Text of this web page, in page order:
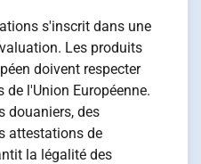
s'inscrit dans une
Les produits
doivent respecter
de l'Union Européenne.
douaniers, des
attestations de
la légalité des